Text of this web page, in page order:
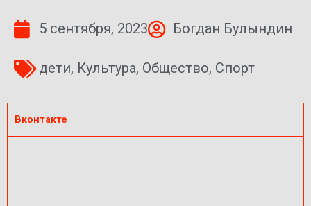
5 сентября, 2023 Богдан Булындин
дети, Культура, Общество, Спорт
Вконтакте